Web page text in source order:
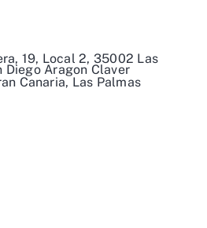
Diego Aragon Claver
19, Local 2, 35002 Las
Canaria, Las Palmas